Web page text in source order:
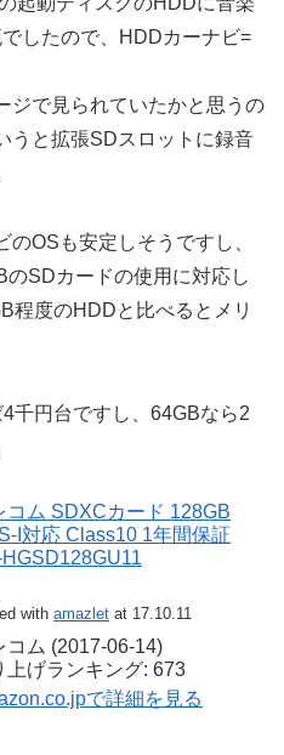
したので、HDDカーナビ=
ジで見られていたかと思うの
うと拡張SDスロットに録音
OSも安定しそうですし、
SDカードの使用に対応し
程度のHDDと比べるとメリ
千円台ですし、64GBなら2
コム SDXCカード 128GB
I対応 Class10 1年間保証
HGSD128GU11
with amazlet at 17.10.11
コム (2017-06-14)
上げランキング: 673
で詳細を見る